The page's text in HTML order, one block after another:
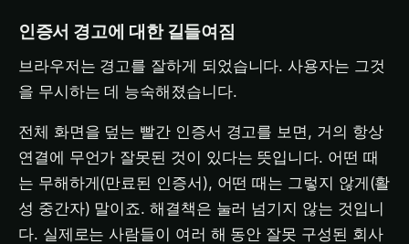
인증서 경고에 대한 길들여짐
브라우저는 경고를 잘하게 되었습니다. 사용자는 그것
을 무시하는 데 능숙해졌습니다.
전체 화면을 덮는 빨간 인증서 경고를 보면, 거의 항상
연결에 무언가 잘못된 것이 있다는 뜻입니다. 어떤 때
는 무해하게(만료된 인증서), 어떤 때는 그렇지 않게(활
성 중간자) 말이죠. 해결책은 눌러 넘기지 않는 것입니
다. 실제로는 사람들이 여러 해 동안 잘못 구성된 회사